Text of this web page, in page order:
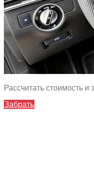
Рассчитать стоимость и
Забрать